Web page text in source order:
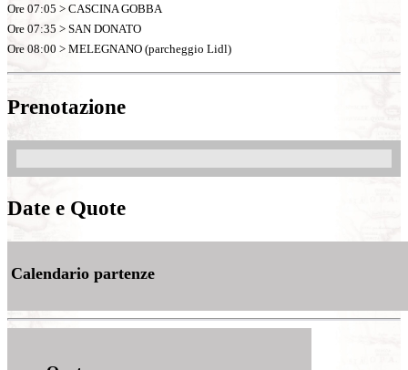
Ore 07:05 > CASCINA GOBBA
Ore 07:35 > SAN DONATO
Ore 08:00 > MELEGNANO (parcheggio Lidl)
Prenotazione
Date e Quote
Calendario partenze